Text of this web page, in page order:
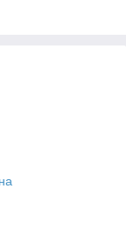
із
пожежі.
кілька причин,
захисту:
нижче
збереже свої